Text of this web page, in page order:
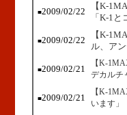
■2009/02/22
【K-
「K-1
■2009/02/22
【K-
ル、ア
■2009/02/21
【K-
デカルチ
■2009/02/21
【K-
います」